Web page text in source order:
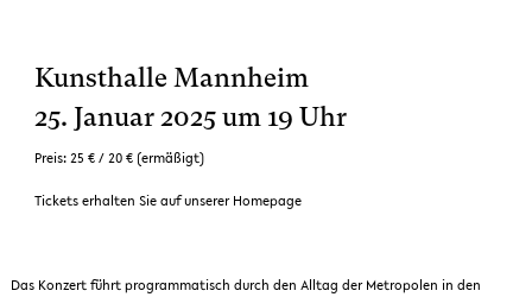
Kunsthalle Mannheim
25. Januar 2025 um 19 Uhr
Preis: 25 € / 20 € (ermäßigt)
Tickets erhalten Sie auf unserer Homepage
Das Konzert führt programmatisch durch den Alltag der Metropolen in den